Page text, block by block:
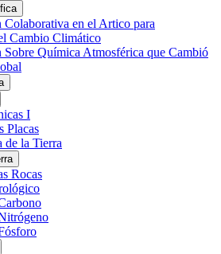
Colaborativa en el Artico para
Cambio Climático
Sobre Química Atmosférica que Cambió
I
Placas
de la Tierra
Rocas